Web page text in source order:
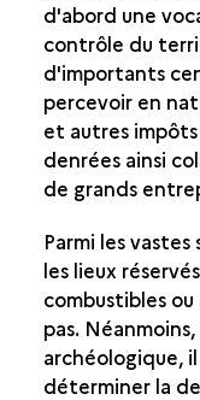
d'abord une
contrôle du
d'importants
percevoir en
et autres impôts
denrées ainsi
de grands
Parmi les
les lieux
combustibles
pas.
archéologique,
déterminer la